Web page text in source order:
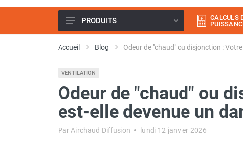
Climatiseur
Climatiseur mobile résidentiel et
tertiaire
Climatiseur fixe
Rafraîchisseur d'air
Rafraîchisseur d'air gainable
PRODUITS
CALCULS
Accueil Blog Odeur de "chaud" ou disjonction :
VENTILATION
Odeur de "chaud" ou
est-elle devenue un
Par Airchaud Diffusion lundi 12 janvier 2026